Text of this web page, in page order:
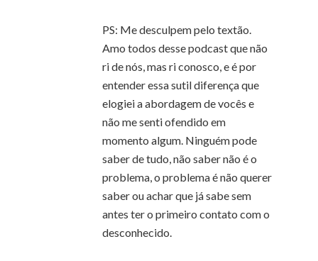
PS: Me desculpem pelo textão.
Amo todos desse podcast que não
ri de nós, mas ri conosco, e é por
entender essa sutil diferença que
elogiei a abordagem de vocês e
não me senti ofendido em
momento algum. Ninguém pode
saber de tudo, não saber não é o
problema, o problema é não querer
saber ou achar que já sabe sem
antes ter o primeiro contato com o
desconhecido.